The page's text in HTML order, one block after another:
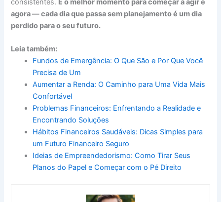
consistentes. E o melhor momento para começar a agir é
agora — cada dia que passa sem planejamento é um dia
perdido para o seu futuro.
Leia também:
Fundos de Emergência: O Que São e Por Que Você
Precisa de Um
Aumentar a Renda: O Caminho para Uma Vida Mais
Confortável
Problemas Financeiros: Enfrentando a Realidade e
Encontrando Soluções
Hábitos Financeiros Saudáveis: Dicas Simples para
um Futuro Financeiro Seguro
Ideias de Empreendedorismo: Como Tirar Seus
Planos do Papel e Começar com o Pé Direito